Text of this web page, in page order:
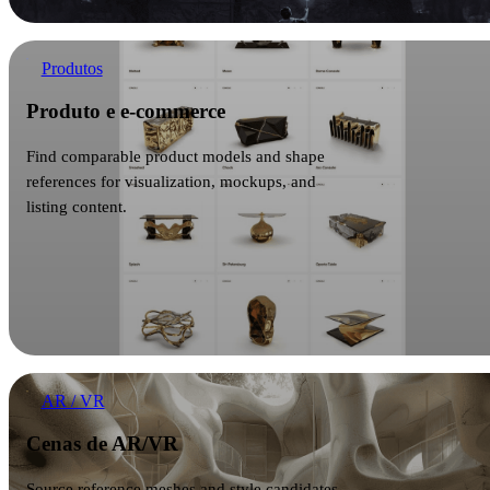
Produto e e-commerce
Produtos
Produto e e-commerce
Find comparable product models and shape
references for visualization, mockups, and
listing content.
Cenas de AR/VR
AR / VR
Cenas de AR/VR